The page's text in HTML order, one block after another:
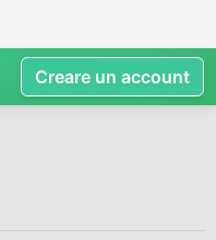
Creare un account